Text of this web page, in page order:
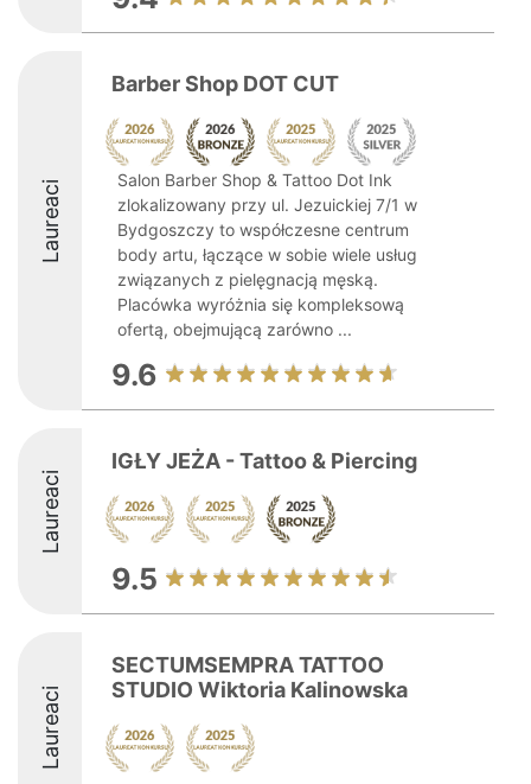
Laureaci
Barber Shop DOT CUT
Salon Barber Shop & Tattoo Dot Ink
zlokalizowany przy ul. Jezuickiej 7/1 w
Bydgoszczy to współczesne centrum
body artu, łączące w sobie wiele usług
związanych z pielęgnacją męską.
Placówka wyróżnia się kompleksową
ofertą, obejmującą zarówno ...
9.6
Laureaci
IGŁY JEŻA - Tattoo & Piercing
9.5
Laureaci
SECTUMSEMPRA TATTOO
STUDIO Wiktoria Kalinowska